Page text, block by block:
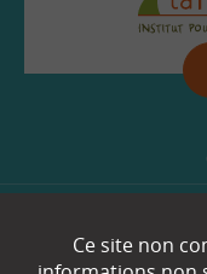
Ce site non